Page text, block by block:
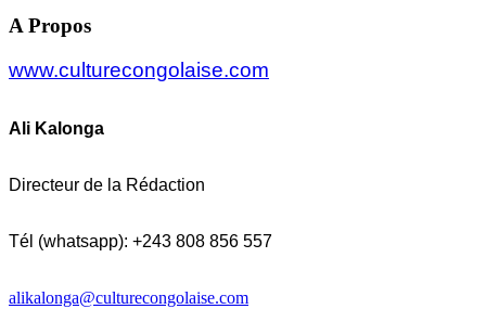
A Propos
www.culturecongolaise.com
Ali Kalonga
Directeur de la Rédaction
Tél (whatsapp): +243 808 856 557
alikalonga@culturecongolaise.com